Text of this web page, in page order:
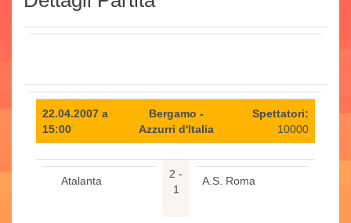
22.04.2007 a
15:00
Bergamo -
Azzurri d'Italia
Spettatori:
10000
Atalanta
2 -
1
A.S. Roma